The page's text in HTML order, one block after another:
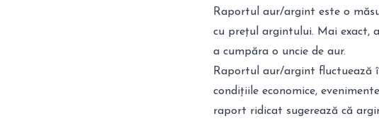
Raportul aur/argint este o
cu prețul argintului. Mai exact,
a cumpăra o uncie de aur.
Raportul aur/argint fluctuează
condițiile economice,
raport ridicat sugerează că